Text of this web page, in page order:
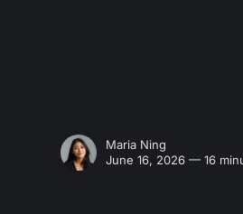
Maria Ning
June 16, 2026 — 16